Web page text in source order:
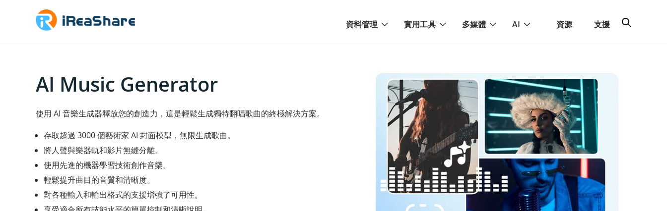
資料管理 實用工具 多媒體 AI 資源 支援
AI Music Generator
使用 AI 音樂生成器釋放您的創造力，這是輕鬆生成獨特翻唱歌曲的終極解決方案。
存取超過 3000 個藝術家 AI 封面模型，無限生成歌曲。
將人聲與樂器軌和影片無縫分離。
使用先進的機器學習技術創作音樂。
輕鬆提升曲目的音質和清晰度。
對各種輸入和輸出格式的支援增強了可用性。